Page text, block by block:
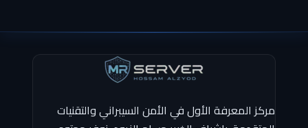
مركز المعرفة الأول في الأمن السيبراني والتقنيات